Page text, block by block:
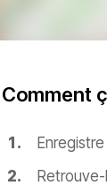
Comment
Retrouve-